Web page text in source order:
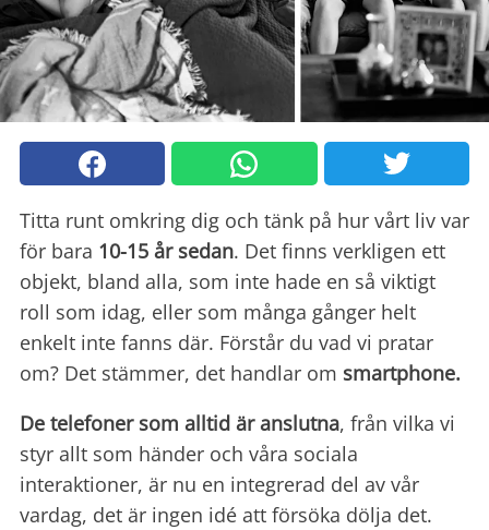
Titta runt omkring dig och tänk på hur vårt liv var
för bara 10-15 år sedan. Det finns verkligen ett
objekt, bland alla, som inte hade en så viktigt
roll som idag, eller som många gånger helt
enkelt inte fanns där. Förstår du vad vi pratar
om? Det stämmer, det handlar om smartphone.
De telefoner som alltid är anslutna, från vilka vi
styr allt som händer och våra sociala
interaktioner, är nu en integrerad del av vår
vardag, det är ingen idé att försöka dölja det.